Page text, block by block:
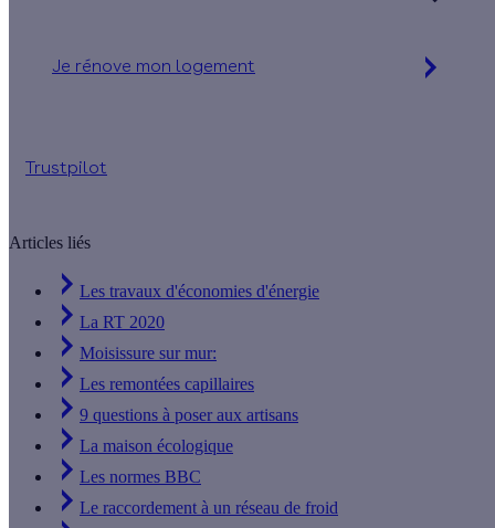
Je rénove mon logement
Trustpilot
Articles liés
Les travaux d'économies d'énergie
La RT 2020
Moisissure sur mur:
Les remontées capillaires
9 questions à poser aux artisans
La maison écologique
Les normes BBC
Le raccordement à un réseau de froid